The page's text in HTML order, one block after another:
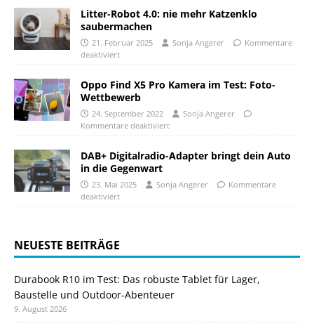
Litter-Robot 4.0: nie mehr Katzenklo
saubermachen
21. Februar 2025 Sonja Angerer
Kommentare
deaktiviert
Oppo Find X5 Pro Kamera im Test: Foto-
Wettbewerb
24. September 2022
Sonja Angerer
Kommentare deaktiviert
DAB+ Digitalradio-Adapter bringt dein Auto
in die Gegenwart
23. Mai 2025 Sonja Angerer
Kommentare
deaktiviert
NEUESTE BEITRÄGE
Durabook R10 im Test: Das robuste Tablet für Lager,
Baustelle und Outdoor-Abenteuer
9. August 2026